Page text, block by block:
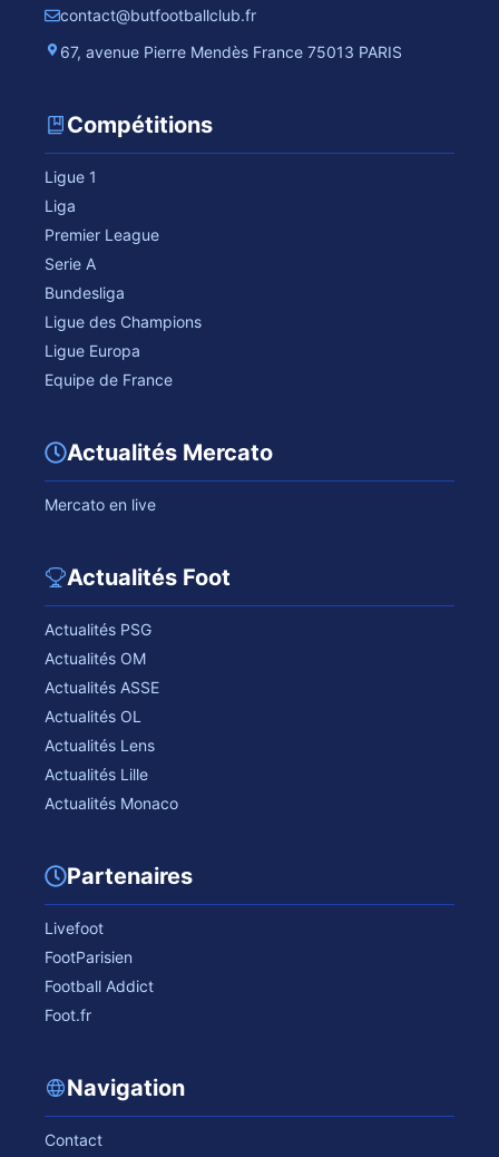
contact@butfootballclub.fr
67, avenue Pierre Mendès France 75013 PARIS
Compétitions
Ligue 1
Liga
Premier League
Serie A
Bundesliga
Ligue des Champions
Ligue Europa
Equipe de France
Actualités Mercato
Mercato en live
Actualités Foot
Actualités PSG
Actualités OM
Actualités ASSE
Actualités OL
Actualités Lens
Actualités Lille
Actualités Monaco
Partenaires
Livefoot
FootParisien
Football Addict
Foot.fr
Navigation
Contact